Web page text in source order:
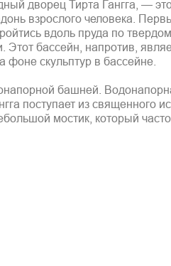
дворец Тирта Гангга, —
взрослого человека.
вдоль пруда по
бассейн, напротив,
скульптур в бассейне.
башней.
поступает из священного
мостик, который